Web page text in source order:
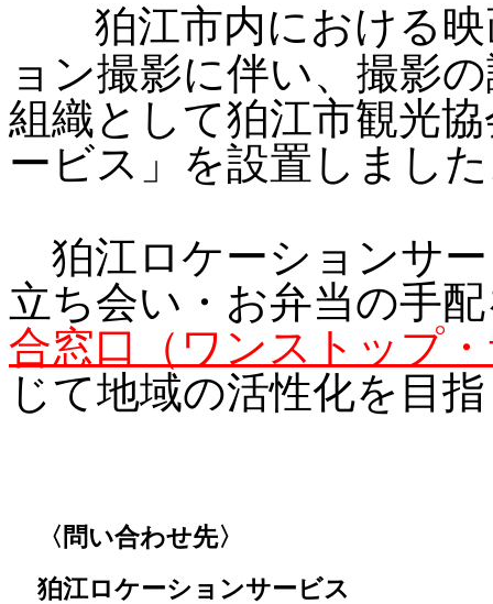
狛江市内における映
ョン撮影に伴い、撮影
組織として狛江市観光
ービス」を設置しまし
狛江ロケーションサ
立ち会い・お弁当の手
合窓口（ワンストップ
じて地域の活性化を目
〈問い合わせ先〉
狛江ロケーションサービス